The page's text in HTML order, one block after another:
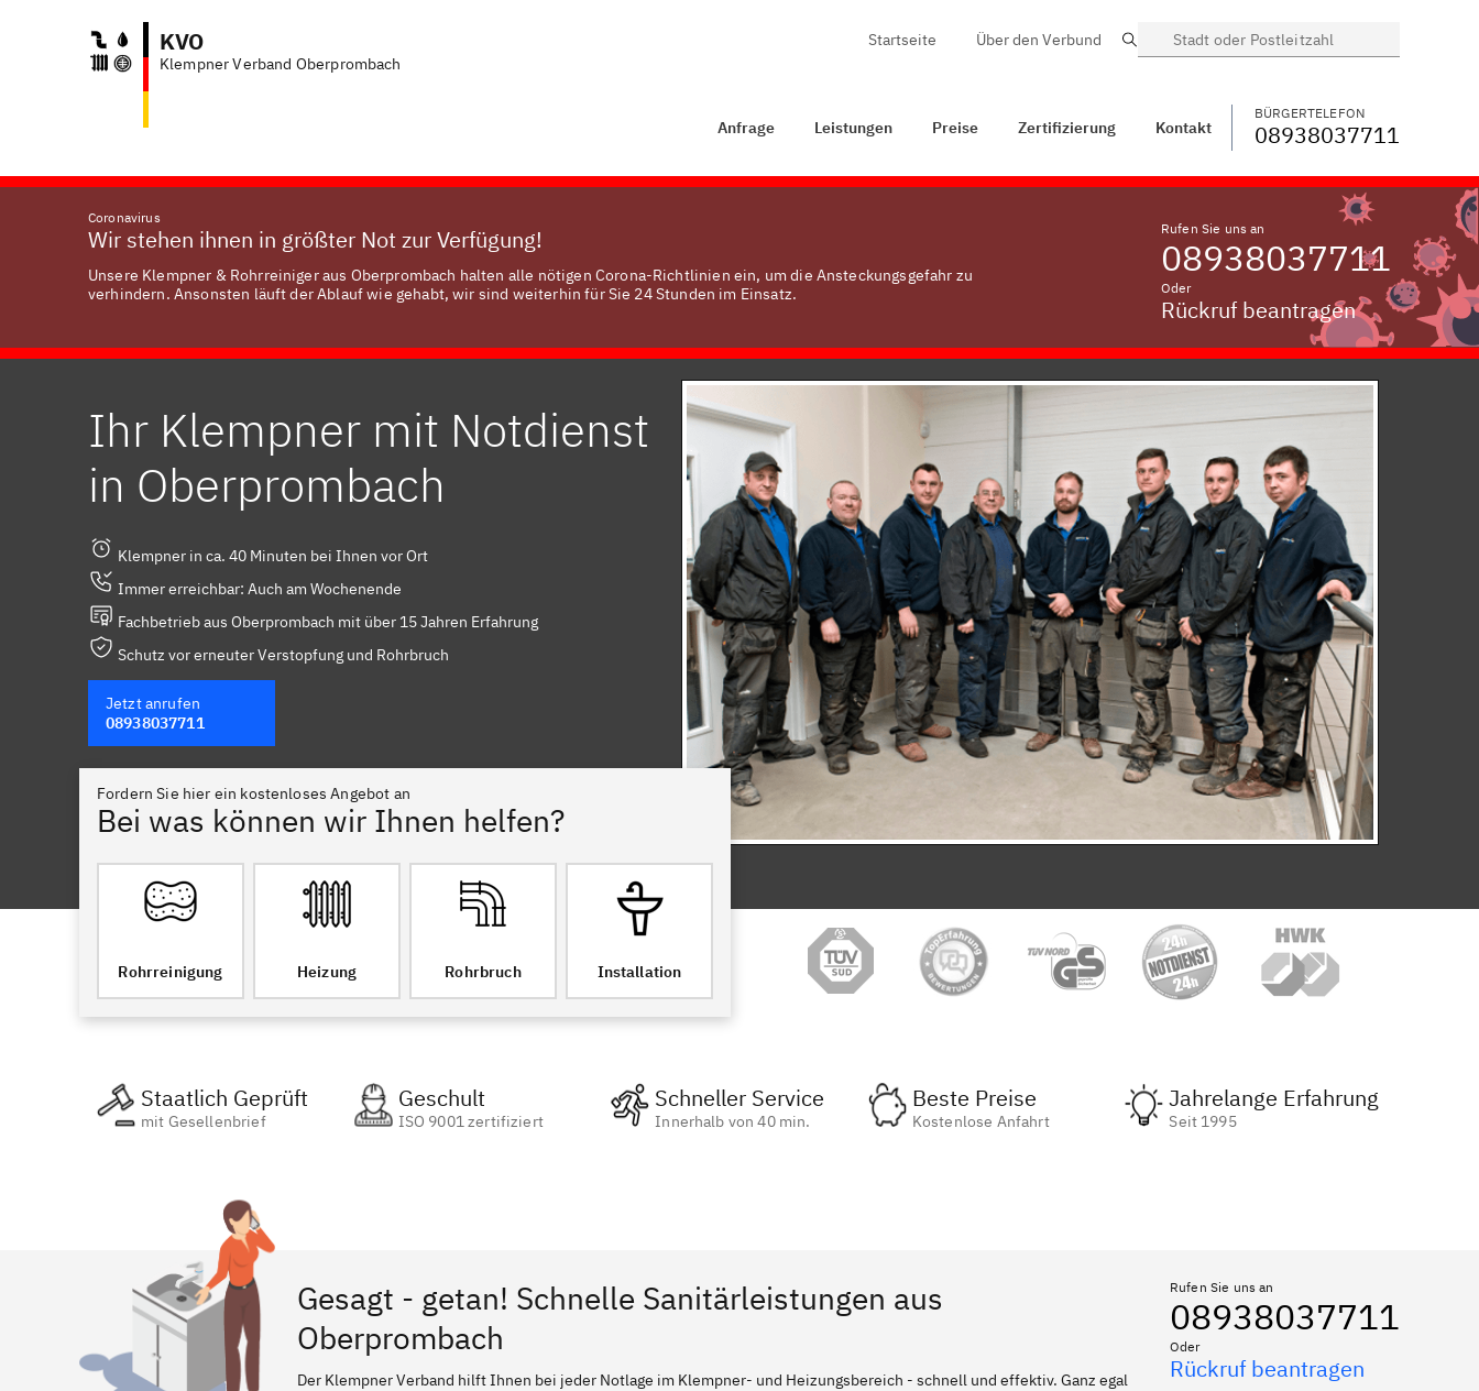
KVO
Klempner Verband Oberprombach
BÜRGERTELEFON WECHSELN
Startseite Über den Verbund Suche
Anfrage Leistungen Preise Zertifizierung Kontakt
BÜRGERTELEFON
08938037711
Coronavirus
Wir stehen ihnen in größter Not zur Verfügung!
Unsere Klempner & Rohrreiniger aus Oberprombach halten alle nötigen Corona-Richtlinien ein, um die Ansteckungsgefahr zu
verhindern. Ansonsten läuft der Ablauf wie gehabt, wir sind weiterhin für Sie 24 Stunden im Einsatz.
Rufen Sie uns an
08938037711
Oder
Rückruf beantragen
Ihr Klempner mit Notdienst
in Oberprombach
Klempner in ca. 40 Minuten bei Ihnen vor Ort
Immer erreichbar: Auch am Wochenende
Fachbetrieb aus Oberprombach mit über 15 Jahren Erfahrung
Schutz vor erneuter Verstopfung und Rohrbruch
Jetzt anrufen
08938037711
Fordern Sie hier ein kostenloses Angebot an
Bei was können wir Ihnen helfen?
Rohrreinigung Heizung Rohrbruch Installation
Staatlich Geprüft
mit Gesellenbrief
Geschult
ISO 9001 zertifiziert
Schneller Service
Innerhalb von 40 min.
Beste Preise
Kostenlose Anfahrt
Jahrelange Erfahrung
Seit 1995
Gesagt - getan! Schnelle Sanitärleistungen aus
Oberprombach
Der Klempner Verband hilft Ihnen bei jeder Notlage im Klempner- und Heizungsbereich - schnell und effektiv. Ganz egal
Rufen Sie uns an
08938037711
Oder
Rückruf beantragen